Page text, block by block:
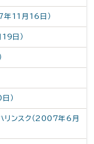
年11月16日）
日）
）
リンスク（2007年6月